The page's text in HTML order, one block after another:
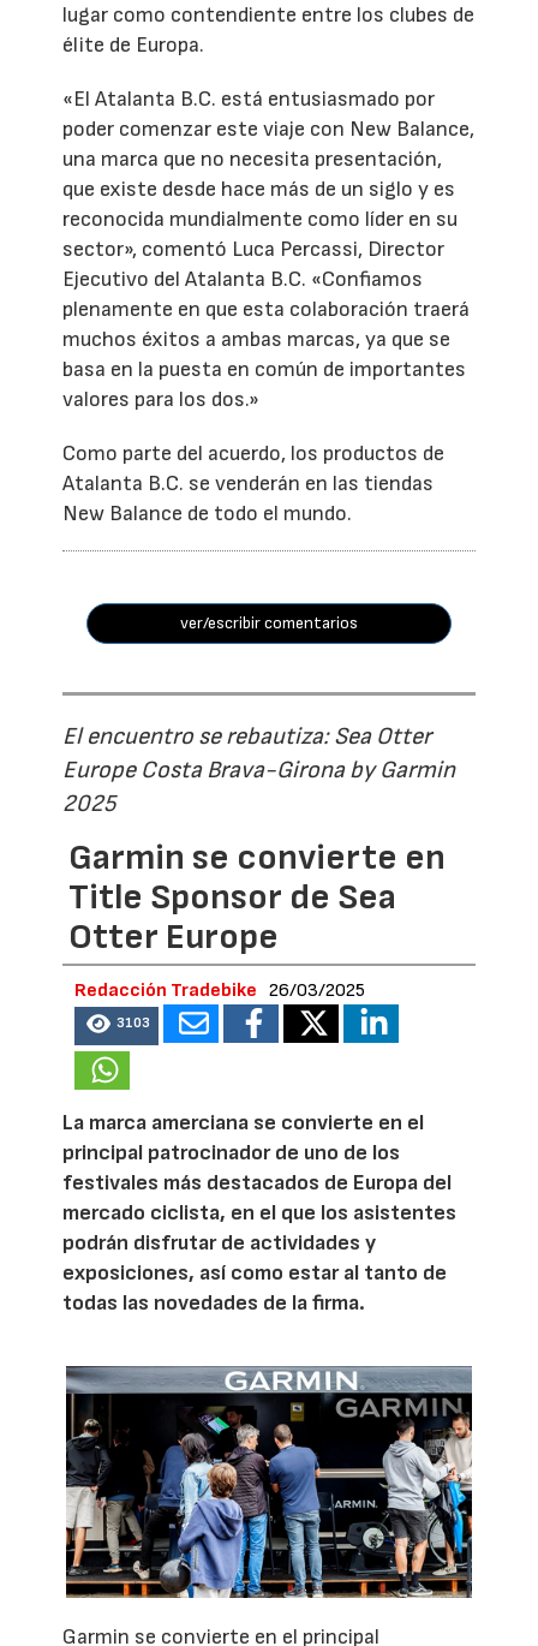
lugar como contendiente entre los clubes de
élite de Europa.
«El Atalanta B.C. está entusiasmado por
poder comenzar este viaje con New Balance,
una marca que no necesita presentación,
que existe desde hace más de un siglo y es
reconocida mundialmente como líder en su
sector», comentó Luca Percassi, Director
Ejecutivo del Atalanta B.C. «Confiamos
plenamente en que esta colaboración traerá
muchos éxitos a ambas marcas, ya que se
basa en la puesta en común de importantes
valores para los dos.»
Como parte del acuerdo, los productos de
Atalanta B.C. se venderán en las tiendas
New Balance de todo el mundo.
ver/escribir comentarios
El encuentro se rebautiza: Sea Otter
Europe Costa Brava-Girona by Garmin
2025
Garmin se convierte en
Title Sponsor de Sea
Otter Europe
Redacción Tradebike 26/03/2025
3103
La marca amerciana se convierte en el
principal patrocinador de uno de los
festivales más destacados de Europa del
mercado ciclista, en el que los asistentes
podrán disfrutar de actividades y
exposiciones, así como estar al tanto de
todas las novedades de la firma.
Garmin se convierte en el principal